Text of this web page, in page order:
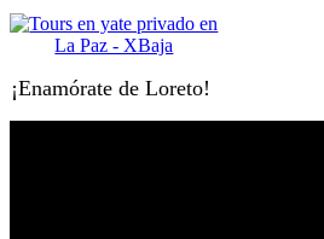
¡Enamórate de Loreto!